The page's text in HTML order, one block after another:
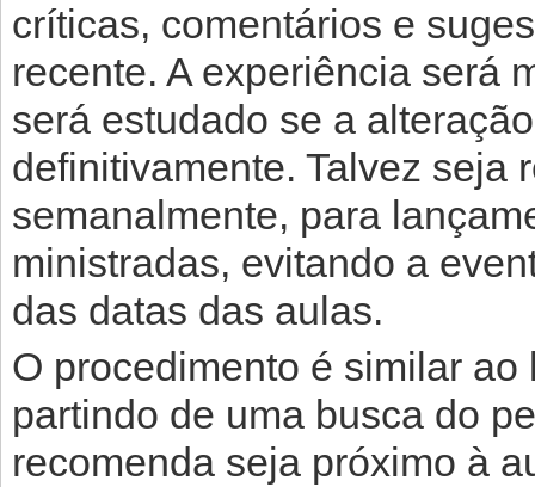
críticas, comentários e
recente. A experiência será
será estudado se a
definitivamente. Talvez seja
semanalmente, para
ministradas, evitando a
das datas das aulas.
O procedimento é similar
partindo de uma busca do
recomenda seja próximo à